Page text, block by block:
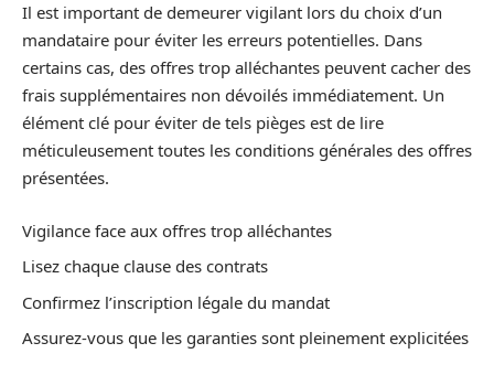
Il est important de demeurer vigilant lors du choix d’un
mandataire pour éviter les erreurs potentielles. Dans
certains cas, des offres trop alléchantes peuvent cacher des
frais supplémentaires non dévoilés immédiatement. Un
élément clé pour éviter de tels pièges est de lire
méticuleusement toutes les conditions générales des offres
présentées.
Vigilance face aux offres trop alléchantes
Lisez chaque clause des contrats
Confirmez l’inscription légale du mandat
Assurez-vous que les garanties sont pleinement explicitées